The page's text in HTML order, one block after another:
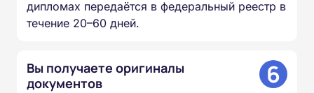
дипломах передаётся в федеральный реестр в
течение 20–60 дней.
Вы получаете оригиналы
документов
6